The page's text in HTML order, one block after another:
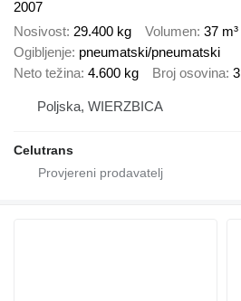
2007
Nosivost 29.400 kg Volumen 37 m³
Ogibljenje pneumatski/pneumatski
Neto težina 4.600 kg Broj osovina 3
Poljska, WIERZBICA
Celutrans